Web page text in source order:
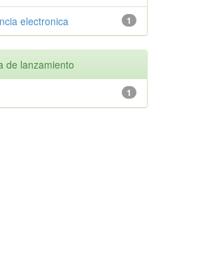
1
electronica
de lanzamiento
1